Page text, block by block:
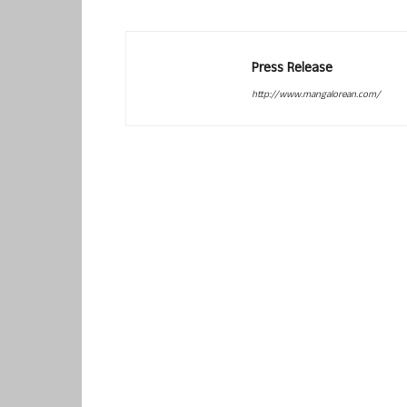
Press Release
http://www.mangalorean.com/